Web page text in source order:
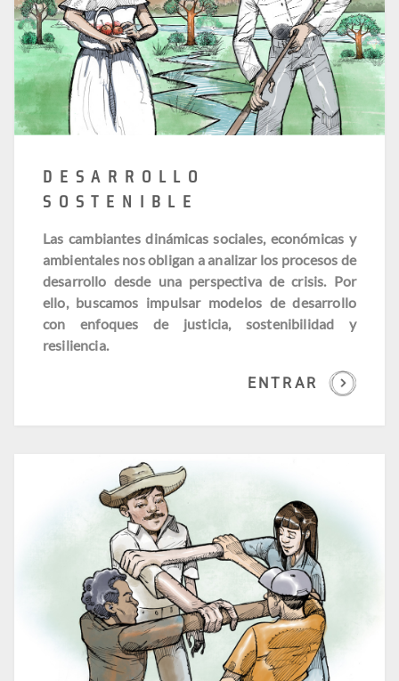
DESARROLLO
SOSTENIBLE
Las cambiantes dinámicas sociales, económicas y
ambientales nos obligan a analizar los procesos de
desarrollo desde una perspectiva de crisis. Por
ello, buscamos impulsar modelos de desarrollo
con enfoques de justicia, sostenibilidad y
resiliencia.
ENTRAR